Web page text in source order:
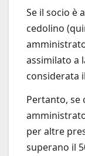
Se il socio è
cedolino
assimilato a
considerata
Pertanto, se
per altre
superano il